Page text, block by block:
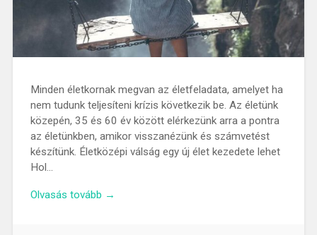
Minden életkornak megvan az életfeladata, amelyet ha
nem tudunk teljesíteni krízis következik be. Az életünk
közepén, 35 és 60 év között elérkezünk arra a pontra
az életünkben, amikor visszanézünk és számvetést
készítünk. Életközépi válság egy új élet kezedete lehet
Hol…
Olvasás tovább →